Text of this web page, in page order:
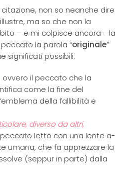
non so neanche dire
ma so che non la
– e mi colpisce ancora- la
la parola “originale”
significati possibili:
ovvero il peccato che la
come la fine del
della fallibilità e
diverso da altri,
letto con una lente a-
umana, che fa apprezzare la
(seppur in parte) dalla